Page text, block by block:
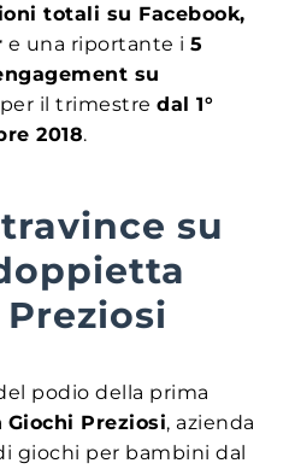
totali su Facebook,
e una riportante i5
su
il trimestredal 1°
2018.
su
podio della prima
Giochi Preziosi, azienda
giochi per bambini dal